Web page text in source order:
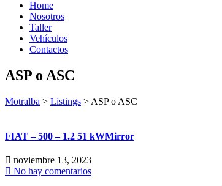
Home
Nosotros
Taller
Vehículos
Contactos
ASP o ASC
Motralba > Listings > ASP o ASC
FIAT – 500 – 1.2 51 kWMirror
noviembre 13, 2023
No hay comentarios